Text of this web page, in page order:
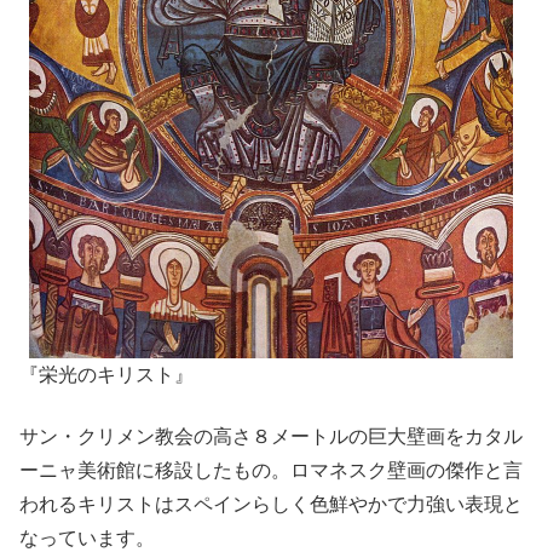
『栄光のキリスト』
サン・クリメン教会の高さ８メートルの巨大壁画をカタル
ーニャ美術館に移設したもの。ロマネスク壁画の傑作と言
われるキリストはスペインらしく色鮮やかで力強い表現と
なっています。